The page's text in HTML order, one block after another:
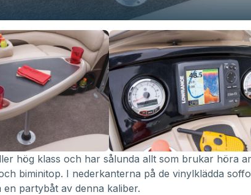
hög klass och har sålunda allt som brukar höra
biminitop. I nederkanterna på de vinylklädda
partybåt av denna kaliber.